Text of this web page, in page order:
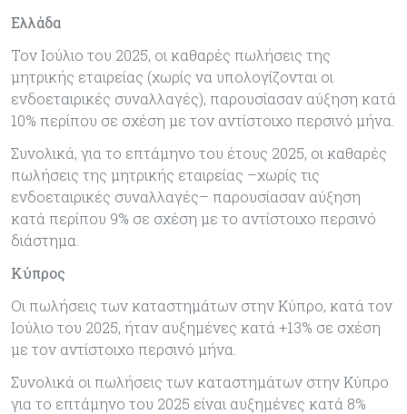
Ελλάδα
Τον Ιούλιο του 2025, οι καθαρές πωλήσεις της
μητρικής εταιρείας (χωρίς να υπολογίζονται οι
ενδοεταιρικές συναλλαγές), παρουσίασαν αύξηση κατά
10% περίπου σε σχέση με τον αντίστοιχο περσινό μήνα.
Συνολικά, για το επτάμηνο του έτους 2025, οι καθαρές
πωλήσεις της μητρικής εταιρείας –χωρίς τις
ενδοεταιρικές συναλλαγές– παρουσίασαν αύξηση
κατά περίπου 9% σε σχέση με το αντίστοιχο περσινό
διάστημα.
Κύπρος
Οι πωλήσεις των καταστημάτων στην Κύπρο, κατά τον
Ιούλιο του 2025, ήταν αυξημένες κατά +13% σε σχέση
με τον αντίστοιχο περσινό μήνα.
Συνολικά οι πωλήσεις των καταστημάτων στην Κύπρο
για το επτάμηνο του 2025 είναι αυξημένες κατά 8%